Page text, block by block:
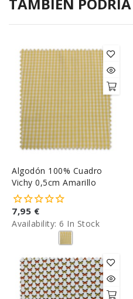
TAMBIÉN PODRÍA
Algodón 100% Cuadro
Vichy 0,5cm Amarillo
7,95 €
Availability: 6 In Stock